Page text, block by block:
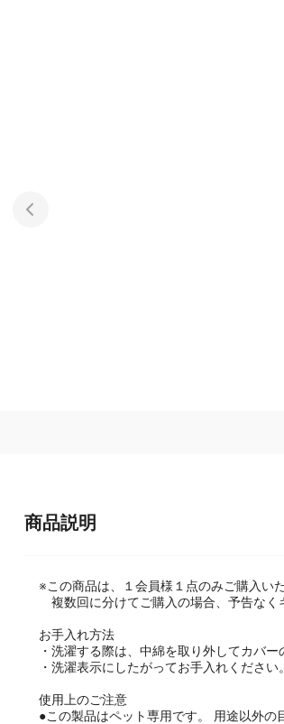
商品説明
※この商品は、１会員様１点のみご購入い
複数回に分けてご購入の場合、予告なく
お手入れ方法
・洗濯する際は、中綿を取り外してカバー
・洗濯表示にしたがってお手入れください。
使用上のご注意
●この製品はペット専用です。 用途以外の